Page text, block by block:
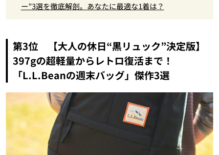
ー”3選を徹底解剖。あなたに最適な1着は？
第3位 【大人の休日“黒リュック”決定版】
397gの超軽量からレトロ復活まで！
「L.L.Beanの週末バッグ」傑作3選